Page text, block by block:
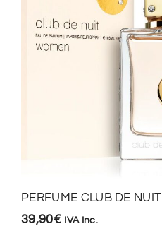
PERFUME CLUB DE NUIT
39,90€ IVA Inc.